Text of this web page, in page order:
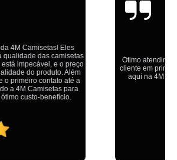
muito educados, prestativos e que colocam o
Qualquer lugar tem problemas,isso é fato, mas
com calma e de forma que todos saem
ganhando no final.